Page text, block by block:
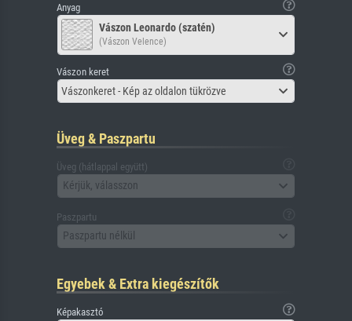
Anyag
Vászon Leonardo (szatén)
(Vászon Velence)
Vászon keret
Vászonkeret - Kép az oldalon tükrözve
Üveg & Paszpartu
Üveg (hátlappal együtt)
Kérjük, válasszon
Paszpartu
Paszpartu nélkül
Egyebek & Extra kiegészítők
Képakasztó